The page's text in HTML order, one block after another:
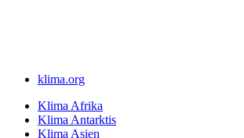
klima.org
Klima Afrika
Klima Antarktis
Klima Asien